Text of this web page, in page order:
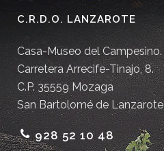
C.R.D.O. LANZAROTE
Casa-Museo del Campesino.
Carretera Arrecife-Tinajo, 8.
C.P. 35559 Mozaga
San Bartolomé de Lanzarote
928 52 10 48